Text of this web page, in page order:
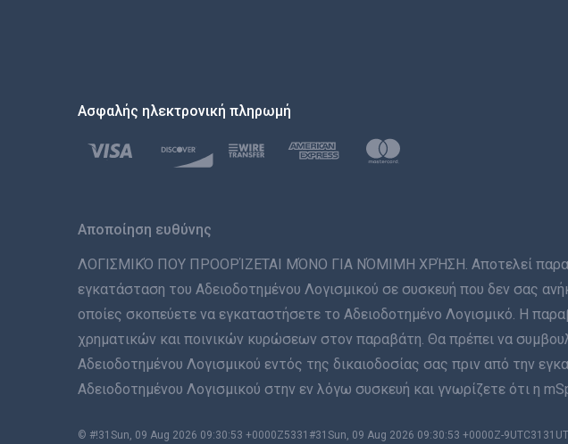
Ασφαλής ηλεκτρονική πληρωμή
Αποποίηση ευθύνης
ΛΟΓΙΣΜΙΚΌ ΠΟΥ ΠΡΟΟΡΊΖΕΤΑΙ ΜΌΝΟ ΓΙΑ ΝΌΜΙΜΗ ΧΡΉΣΗ. Αποτελεί
εγκατάσταση του Αδειοδοτημένου Λογισμικού σε συσκευή που δεν σας
οποίες σκοπεύετε να εγκαταστήσετε το Αδειοδοτημένο Λογισμικό. Η
χρηματικών και ποινικών κυρώσεων στον παραβάτη. Θα πρέπει να
Αδειοδοτημένου Λογισμικού εντός της δικαιοδοσίας σας πριν από την
Αδειοδοτημένου Λογισμικού στην εν λόγω συσκευή και γνωρίζετε ότι η
© #!31Sun, 09 Aug 2026 09:30:53 +0000Z5331#31Sun, 09 Aug 2026 09:30:53 +0000Z-